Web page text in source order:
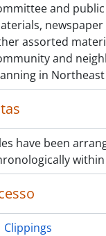
and
assorted
and
in
have been
Clippings